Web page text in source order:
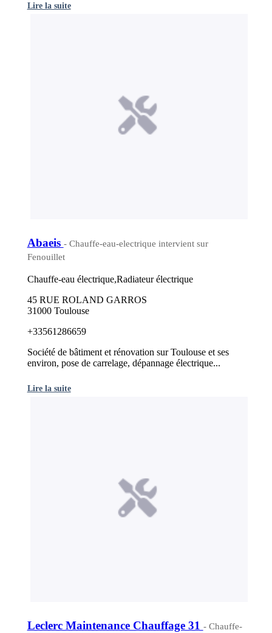
Lire la suite
Abaeis - Chauffe-eau-electrique intervient sur
Fenouillet
Chauffe-eau électrique,Radiateur électrique
45 RUE ROLAND GARROS
31000 Toulouse
+33561286659
Société de bâtiment et rénovation sur Toulouse et ses
environ, pose de carrelage, dépannage électrique...
Lire la suite
Leclerc Maintenance Chauffage 31 - Chauffe-